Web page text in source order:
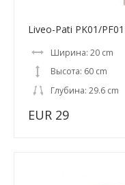
Liveo-Pati PK01/
Ширина: 20 cm
Высота: 60 cm
Глубина: 29.6 cm
EUR 29